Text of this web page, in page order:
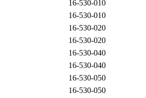
16-530-010
16-530-010
16-530-020
16-530-020
16-530-040
16-530-040
16-530-050
16-530-050